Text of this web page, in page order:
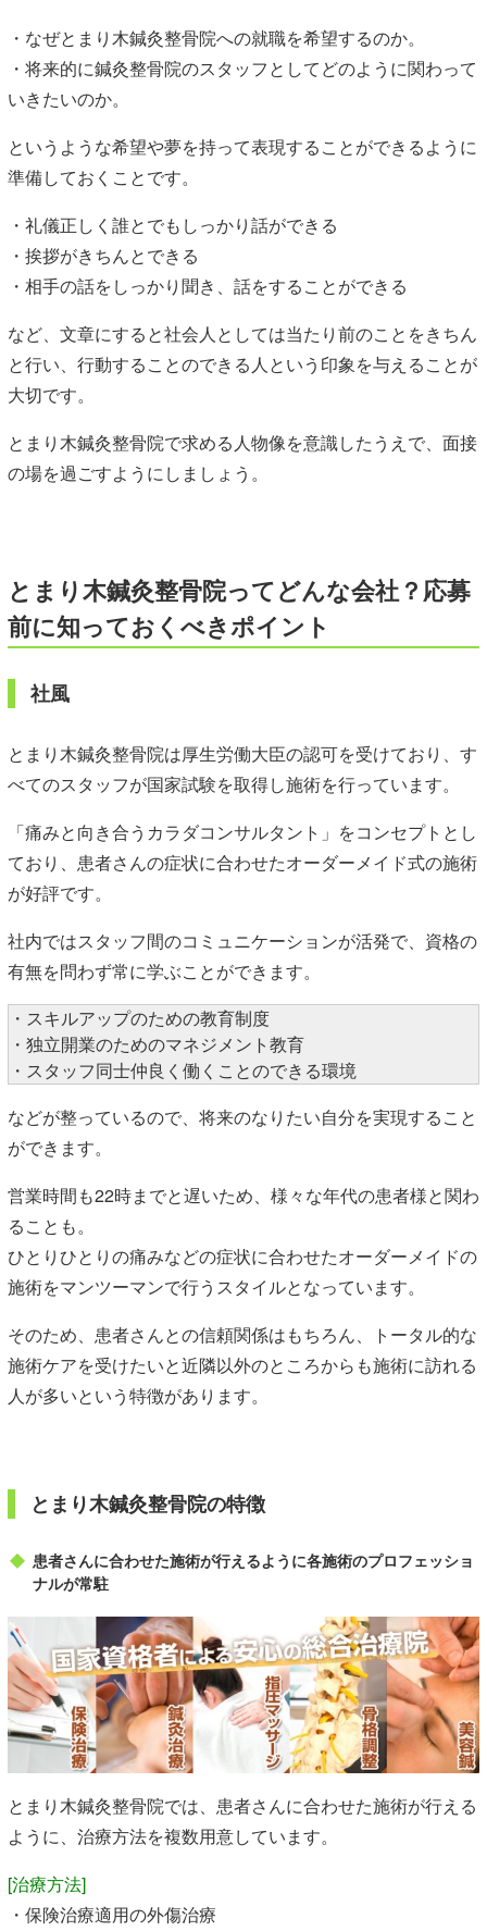
・なぜとまり木鍼灸整骨院への就職を希望するのか。
・将来的に鍼灸整骨院のスタッフとしてどのように関わって
いきたいのか。
というような希望や夢を持って表現することができるように
準備しておくことです。
・礼儀正しく誰とでもしっかり話ができる
・挨拶がきちんとできる
・相手の話をしっかり聞き、話をすることができる
など、文章にすると社会人としては当たり前のことをきちん
と行い、行動することのできる人という印象を与えることが
大切です。
とまり木鍼灸整骨院で求める人物像を意識したうえで、面接
の場を過ごすようにしましょう。
とまり木鍼灸整骨院ってどんな会社？応募
前に知っておくべきポイント
社風
とまり木鍼灸整骨院は厚生労働大臣の認可を受けており、す
べてのスタッフが国家試験を取得し施術を行っています。
「痛みと向き合うカラダコンサルタント」をコンセプトとし
ており、患者さんの症状に合わせたオーダーメイド式の施術
が好評です。
社内ではスタッフ間のコミュニケーションが活発で、資格の
有無を問わず常に学ぶことができます。
・スキルアップのための教育制度
・独立開業のためのマネジメント教育
・スタッフ同士仲良く働くことのできる環境
などが整っているので、将来のなりたい自分を実現すること
ができます。
営業時間も22時までと遅いため、様々な年代の患者様と関わ
ることも。
ひとりひとりの痛みなどの症状に合わせたオーダーメイドの
施術をマンツーマンで行うスタイルとなっています。
そのため、患者さんとの信頼関係はもちろん、トータル的な
施術ケアを受けたいと近隣以外のところからも施術に訪れる
人が多いという特徴があります。
とまり木鍼灸整骨院の特徴
患者さんに合わせた施術が行えるように各施術のプロフェッショ
ナルが常駐
とまり木鍼灸整骨院では、患者さんに合わせた施術が行える
ように、治療方法を複数用意しています。
[治療方法]
・保険治療適用の外傷治療